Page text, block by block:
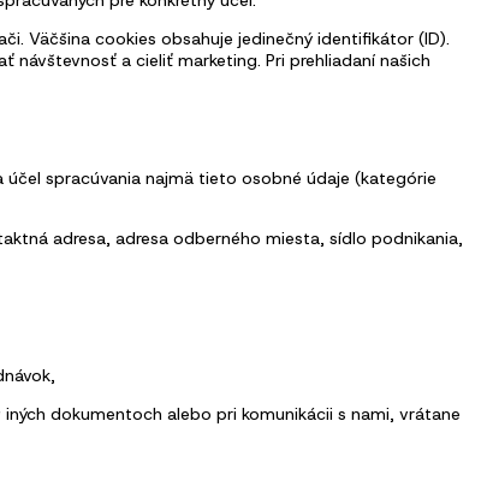
Väčšina cookies obsahuje jedinečný identifikátor (ID).
návštevnosť a cieliť marketing. Pri prehliadaní našich
účel spracúvania najmä tieto osobné údaje (kategórie
adresa, adresa odberného miesta, sídlo podnikania,
dokumentoch alebo pri komunikácii s nami, vrátane